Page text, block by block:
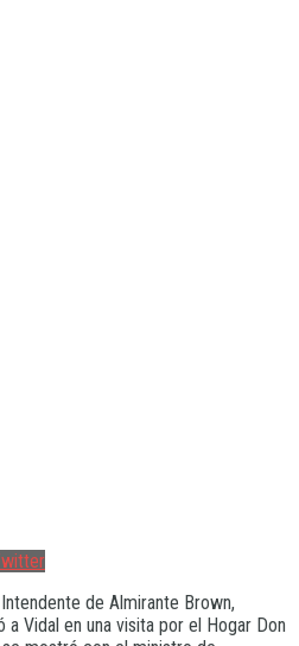
de Almirante Brown,
a Vidal en una visita por el Hogar Don